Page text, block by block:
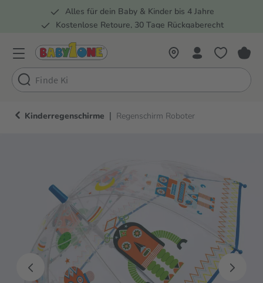
Zur Hauptnavigation springen
Alles für dein Baby & Kinder bis 4 Jahre
Kostenlose Retoure, 30 Tage Rückgaberecht
Kinderregenschirme | Regenschirm Roboter